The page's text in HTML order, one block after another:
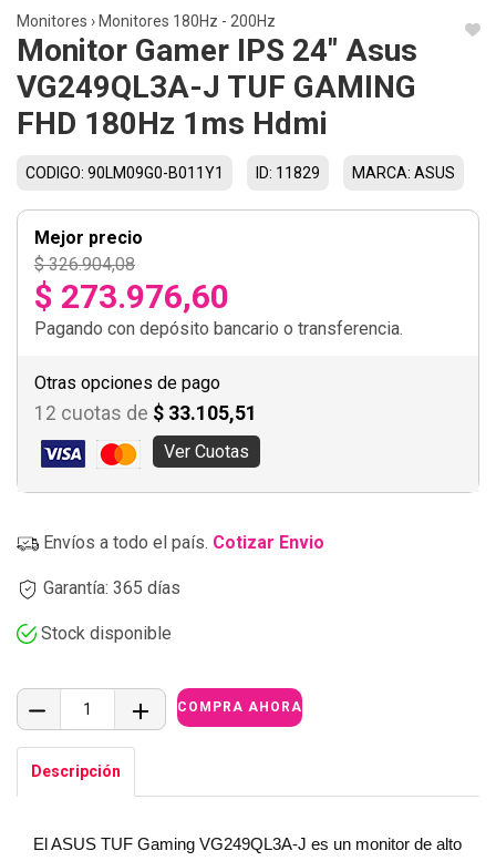
Monitores › Monitores 180Hz - 200Hz
Monitor Gamer IPS 24" Asus
VG249QL3A-J TUF GAMING
FHD 180Hz 1ms Hdmi
CODIGO: 90LM09G0-B011Y1 ID: 11829 MARCA: ASUS
Mejor precio
$ 326.904,08
$ 273.976,60
Pagando con depósito bancario o transferencia.
Otras opciones de pago
12 cuotas de $ 33.105,51
Ver Cuotas
Envíos a todo el país. Cotizar Envio
Garantía: 365 días
Stock disponible
Descripción
El ASUS TUF Gaming VG249QL3A-J es un monitor de alto